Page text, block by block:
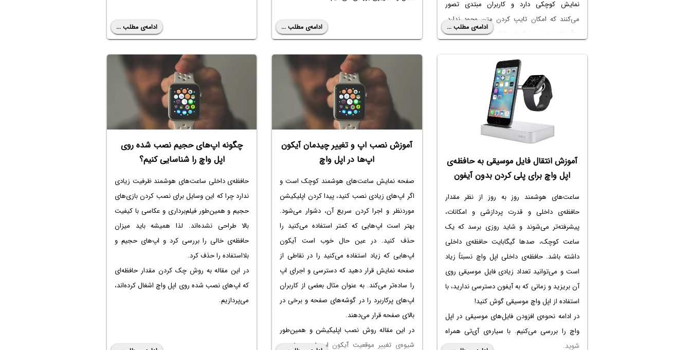
نمایش کوچکی دارد و کاربران مبتدی تصور
می‌کنند که امکان تایپ کردن متن وجود ندارد.
متأسفانه همه‌ی مدل‌های اپل واچ قابلیت تایپ
و نسل‌های بعدی، کیبورد لمسی وجود دارد.
موضوع این مقالهآموزش ارسال پیام با اپل واچ به
زبان فارسی است. دقت کنید که تایپ کردن با
کیبورد لمسی در یک ساعت هوشمند با صفحه‌ی
کوچک، کار ساده‌ای نیست. به همین علت است که
افراد زیادی به دنبال آشنایی با نحوه تایپ صوتی و
همین‌طور نصب
در ادامه به نحوه استفاده از کیبورد اپل واچ و تایپ
کردن متن و ترفندهای مهم می‌پردازیم. با سیاره‌ی
آی‌تی همراه شوید.
ادامه‌ی مطلب ... ادامه‌ی مطلب ... ادامه‌ی مطلب ...
آموزش انتقال فایل موسیقی به حافظه‌ی
اپل واچ برای پلی کردن بدون آیفون
ساعت‌های هوشمند روز به روز از نظر مقدار
حافظه‌ی داخلی و قدرت پردازشی و امکانات،
پیشرفته‌تر می‌شوند و شاید روزی برسد که یک
ساعت کوچک، صدها گیگابایت حافظه‌ی داخلی
داشته باشد. حافظه‌ی داخلی اپل واچ نسبتاً زیاد
است و می‌توانید تعداد زیادی فایل موسیقی روی
آن بریزید و زمانی که به آیفون دسترسی ندارید، با
استفاده از اپل واچ موسیقی گوش کنید!
در ادامه نحوه‌ی افزودن فایل‌های موسیقی در اپل
واچ را بررسی می‌کنیم. با سیاره‌ی آی‌تی همراه
شوید.
آموزش نصب اپ و تغییر چیدمان آیکون
اپ‌ها در اپل واچ
صفحه نمایش ساعت‌های هوشمند کوچک است و
اگر اپ‌های زیادی نصب کنید، پیدا کردن اپلیکیشن
موردنظر و اجرا کردن سریع آن، دشوار می‌شود.
بهتر است اپ‌هایی که کمتر استفاده می‌کنید را
حذف کنید. در عین حال خوب است آیکون
اپ‌هایی که زیاد استفاده می‌کنید را در نقاطی از
صفحه نمایش قرار دهید که دسترسی و اجرای اپ
را ساده‌تر می‌کند. به عنوان مثال بعضی از کاربران
اپ‌های پرکاربرد را در گوشه‌های صفحه و برخی در
بالای صفحه قرار می‌دهند.
در این مقاله روش نصب اپلیکیشن و همین‌طور
شیوه‌ی تغییر موقعیت آیکون اپ‌ها در صفحه‌ی
چگونه اپ‌های حجیم نصب شده روی
اپل واچ را شناسایی کنیم؟
حافظه‌ی داخلی ساعت‌های هوشمند ظرفیت زیادی
ندارد چرا که این وسایل برای نصب کردن بازی‌های
حجیم و همین‌طور فیلم‌برداری و عکاسی با کیفیت
بالا طراحی نشده‌اند. لذا همیشه باید میزان
حافظه‌ی خالی را بررسی کرد و اپ‌های حجیم و
بلااستفاده را حذف کرد.
در این مقاله به روش چک کردن مقدار حافظه‌ای
که اپ‌های نصب شده روی اپل واچ اشغال کرده‌اند،
می‌پردازیم.